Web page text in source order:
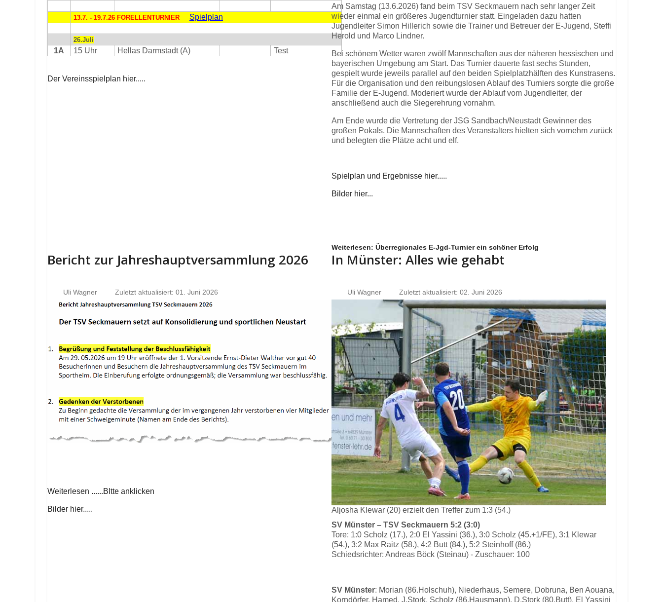
13.7. - 19.7.26 FORELLENTURNIER Spielplan
26.Juli
1A 15 Uhr Hellas Darmstadt (A) Test
Der Vereinsspielplan hier.....
Am Samstag (13.6.2026) fand beim TSV Seckmauern nach sehr langer Zeit
wieder einmal ein größeres Jugendturnier statt. Eingeladen dazu hatten
Jugendleiter Simon Hillerich sowie die Trainer und Betreuer der E-Jugend, Steffi
Herold und Marco Lindner.
Bei schönem Wetter waren zwölf Mannschaften aus der näheren hessischen und
bayerischen Umgebung am Start. Das Turnier dauerte fast sechs Stunden,
gespielt wurde jeweils parallel auf den beiden Spielplatzhälften des Kunstrasens.
Für die Organisation und den reibungslosen Ablauf des Turniers sorgte die große
Familie der E-Jugend. Moderiert wurde der Ablauf vom Jugendleiter, der
anschließend auch die Siegerehrung vornahm.
Am Ende wurde die Vertretung der JSG Sandbach/Neustadt Gewinner des
großen Pokals. Die Mannschaften des Veranstalters hielten sich vornehm zurück
und belegten die Plätze acht und elf.
Spielplan und Ergebnisse hier.....
Bilder hier...
Weiterlesen: Überregionales E-Jgd-Turnier ein schöner Erfolg
Bericht zur Jahreshauptversammlung 2026
Uli Wagner Zuletzt aktualisiert: 01. Juni 2026
Weiterlesen ......BItte anklicken
Bilder hier.....
In Münster: Alles wie gehabt
Uli Wagner Zuletzt aktualisiert: 02. Juni 2026
Aljosha Klewar (20) erzielt den Treffer zum 1:3 (54.)
SV Münster – TSV Seckmauern 5:2 (3:0)
Tore: 1:0 Scholz (17.), 2:0 El Yassini (36.), 3:0 Scholz (45.+1/FE), 3:1 Klewar
(54.), 3:2 Max Raitz (58.), 4:2 Butt (84.), 5:2 Steinhoff (86.)
Schiedsrichter: Andreas Böck (Steinau) - Zuschauer: 100
SV Münster: Morian (86.Holschuh), Niederhaus, Semere, Dobruna, Ben Aouana,
Korndörfer, Hamed, J.Stork, Scholz (86.Hausmann), D.Stork (80.Butt), El Yassini